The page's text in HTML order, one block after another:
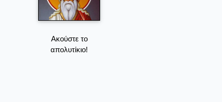
Ακούστε το
απολυτίκιο!